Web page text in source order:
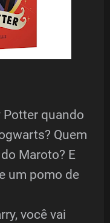
Potter quando
Quem
Maroto? E
um pomo de
você vai